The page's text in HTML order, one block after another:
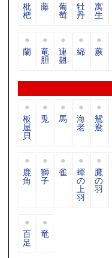
枇
杷
藤 葡
萄
牡
丹
寓
生
蘭 竜
胆
連
翹
綿 蕨
板
屋
貝
兎 馬 海
老
鴛
鴦
鹿
角
獅
子
雀 蟬
の
上
羽
鷹
の
羽
百
足
竜